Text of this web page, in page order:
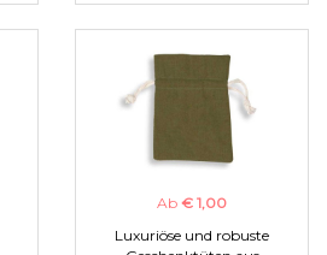
Ab € 1,00
Luxuriöse und robuste